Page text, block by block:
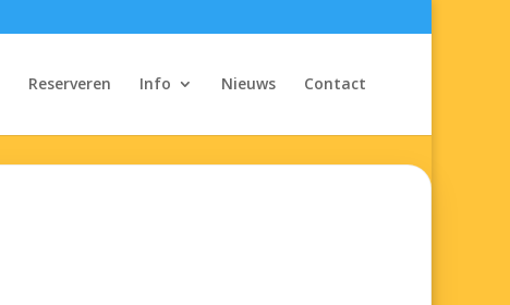
Reserveren Info Nieuws Contact